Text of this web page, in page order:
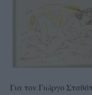
Για τον Γιώργο